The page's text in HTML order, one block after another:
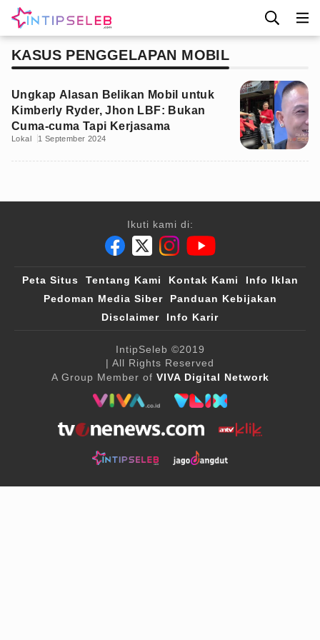
KASUS PENGGELAPAN MOBIL
Ungkap Alasan Belikan Mobil untuk
Kimberly Ryder, Jhon LBF: Bukan
Cuma-cuma Tapi Kerjasama
Lokal 1 September 2024
Ikuti kami di:
Peta Situs Tentang Kami Kontak Kami
Info Iklan
Pedoman Media Siber
Panduan Kebijakan
Disclaimer
Info Karir
IntipSeleb ©2019
| All Rights Reserved
A Group Member of VIVA Digital Network